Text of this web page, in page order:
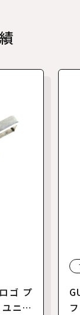
ゴ プ
ニセ